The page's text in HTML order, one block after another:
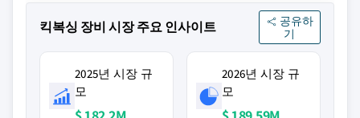
킥복싱 장비 시장 주요 인사이트
공유하
기
2025년 시장 규
모
2026년 시장 규
모